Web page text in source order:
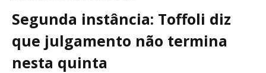
Segunda instância: Toffoli diz
que julgamento não termina
nesta quinta